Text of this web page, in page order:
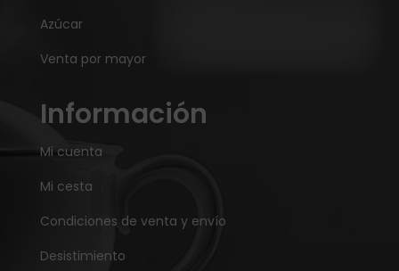
Azúcar
Venta por mayor
Información
Mi cuenta
Mi cesta
Condiciones de venta y envío
Desistimiento